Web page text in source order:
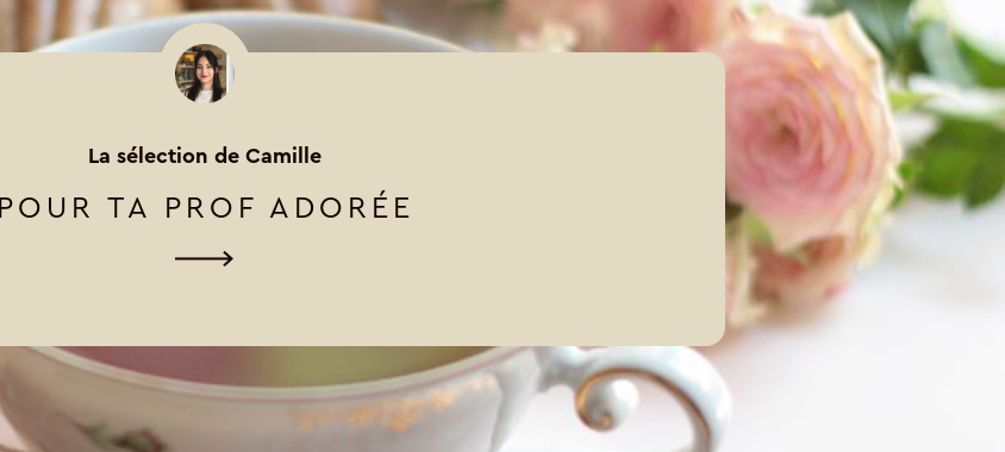
La sélection de Camille
POUR TA PROF ADORÉE